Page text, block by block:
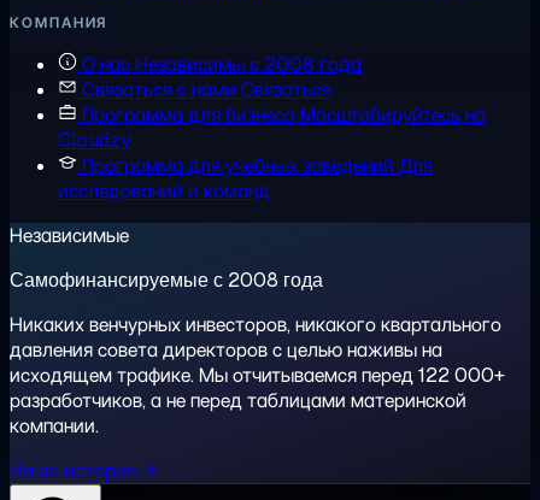
КОМПАНИЯ
О насНезависимы с 2008 года
Связаться с нами Связаться
Программа для бизнесаМасштабируйтесь на
Cloudzy
Программа для учебных заведений Для
исследований и команд
Независимые
Самофинансируемые с 2008 года
Никаких венчурных инвесторов, никакого квартального
давления совета директоров с целью наживы на
исходящем трафике. Мы отчитываемся перед 122 000+
разработчиков, а не перед таблицами материнской
компании.
Наша история →